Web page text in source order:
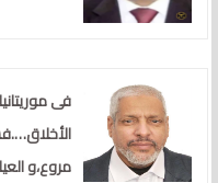
فى
مروع،و